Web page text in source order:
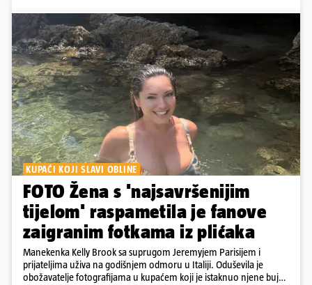
KUPAĆI KOJI SLAVI OBLINE
FOTO Žena s 'najsavršenijim
tijelom' raspametila je fanove
zaigranim fotkama iz plićaka
Manekenka Kelly Brook sa suprugom Jeremyjem Parisijem i
prijateljima uživa na godišnjem odmoru u Italiji. Oduševila je
obožavatelje fotografijama u kupaćem koji je istaknuo njene bujne